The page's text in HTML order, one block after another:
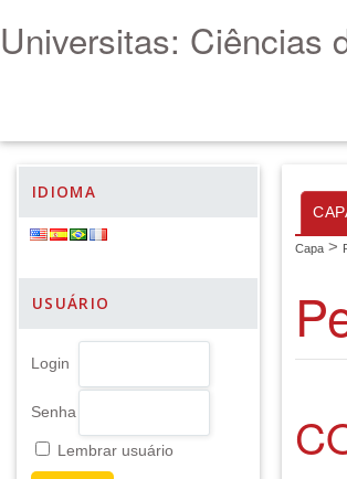
Universitas: Ciências
IDIOMA
USUÁRIO
Login
Senha
Lembrar usuário
Capa >